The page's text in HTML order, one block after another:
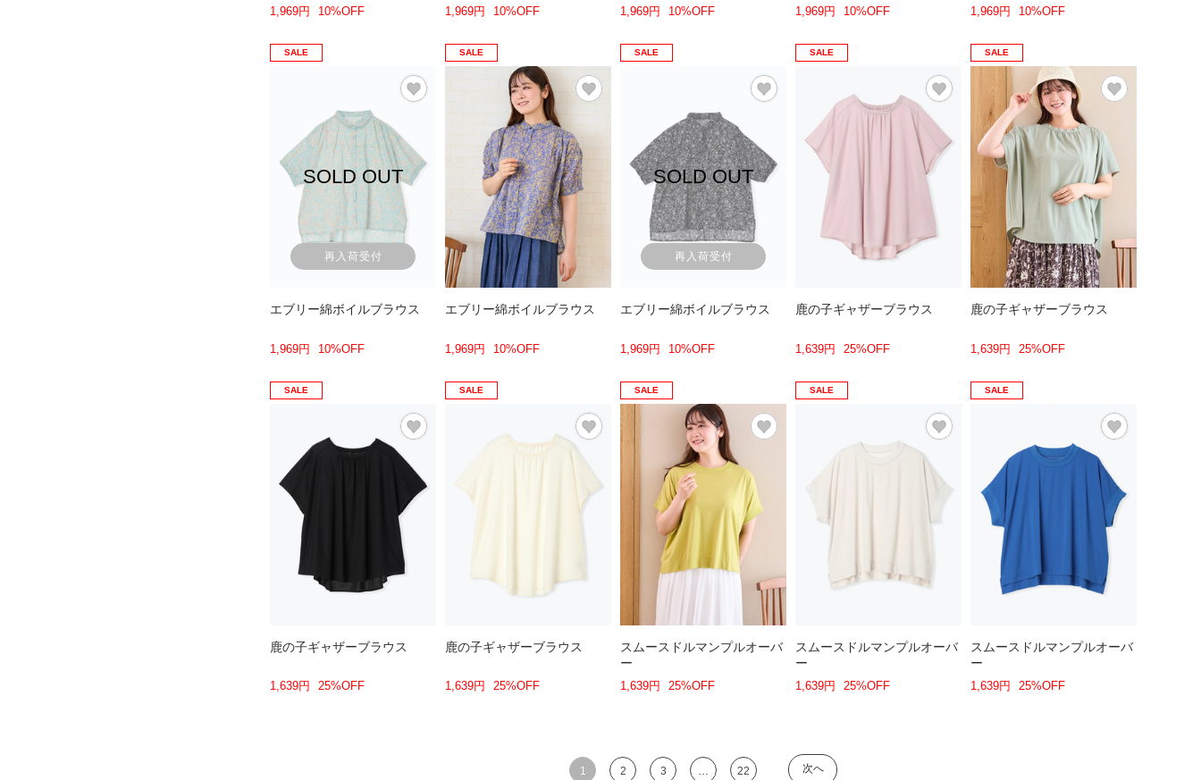
1,969円 10%OFF 1,969円 10%OFF 1,969円 10%OFF 1,969円 10%OFF 1,969円 10%OFF
SALE
SOLD OUT
再入荷受付
エブリー綿ボイルブラウス
1,969円 10%OFF
SALE
エブリー綿ボイルブラウス
1,969円 10%OFF
SALE
SOLD OUT
再入荷受付
エブリー綿ボイルブラウス
1,969円 10%OFF
SALE
鹿の子ギャザーブラウス
1,639円 25%OFF
SALE
鹿の子ギャザーブラウス
1,639円 25%OFF
SALE
鹿の子ギャザーブラウス
1,639円 25%OFF
SALE
鹿の子ギャザーブラウス
1,639円 25%OFF
SALE
スムースドルマンプルオーバ
ー
1,639円 25%OFF
SALE
スムースドルマンプルオーバ
ー
1,639円 25%OFF
SALE
スムースドルマンプルオーバ
ー
1,639円 25%OFF
1 2 3 22 次へ